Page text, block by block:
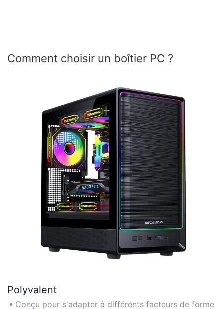
Comment choisir un boîtier PC ?
Polyvalent
Conçu pour s'adapter à différents facteurs de forme